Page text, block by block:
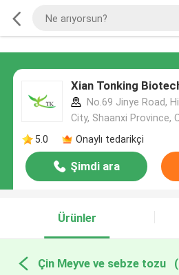
Xian Tonking
No.69 Jinye Road,
City, Shaanxi Province,
5.0
Onaylı tedarikçi
Şimdi ara
Ürünler
Çin Meyve ve sebze tozu